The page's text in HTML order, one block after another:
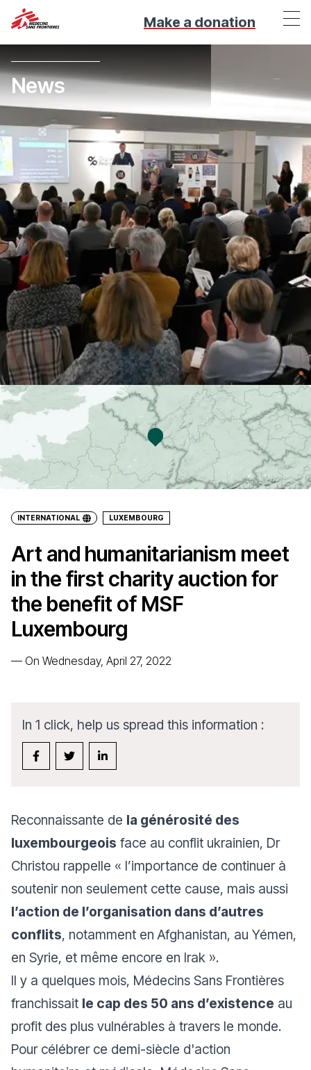
Make a donation
News
INTERNATIONAL LUXEMBOURG
Art and humanitarianism meet
in the first charity auction for
the benefit of MSF
Luxembourg
— On Wednesday, April 27, 2022
In 1 click, help us spread this information :
Reconnaissante de la générosité des
luxembourgeois face au conflit ukrainien, Dr
Christou rappelle « l’importance de continuer à
soutenir non seulement cette cause, mais aussi
l’action de l’organisation dans d’autres
conflits, notamment en Afghanistan, au Yémen,
en Syrie, et même encore en Irak ».
Il y a quelques mois, Médecins Sans Frontières
franchissait le cap des 50 ans d’existence au
profit des plus vulnérables à travers le monde.
Pour célébrer ce demi-siècle d'action